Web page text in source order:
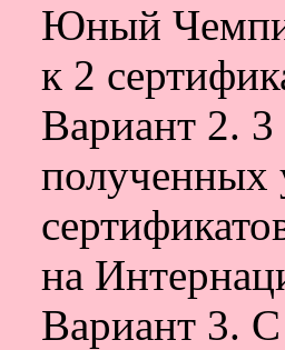
Юный
к 2
Вариант 2.
полученных
на
Вариант 3. С